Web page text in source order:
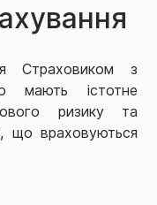
Страховиком з
мають істотне
ризику та
що враховуються